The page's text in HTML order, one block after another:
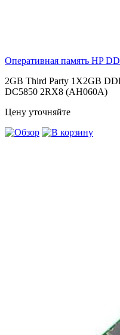
Оперативная память HP
2GB Third Party 1X2GB
DC5850 2RX8 (AH060A)
Цену уточняйте